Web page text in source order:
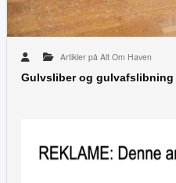
Artikler på Alt Om Haven
Gulvsliber og gulvafslibning